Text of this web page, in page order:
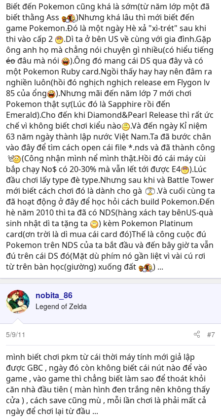
Biết đến Pokemon cũng khá là sớm(từ năm lớp một đã
biết thằng Ass
)Nhưng khá lâu thì mới biết đến
game Pokemon.Đó là một ngày Hè xả "xì-trét" sau khi
thi vào cấp 2
.Dì ta ở bên US về cùng với gia đình.Gặp
ông anh họ mà chẳng nói chuyện gì nhiều(có hiểu tiếng
éođâu mà nói
).Ông đó mang cái DS qua đây và có
một Pokemon Ruby card.Ngồi thấy hay hay nên đâm ra
nghiền luôn(hồi đó nghịch nghịch release em Flygon lv
85 của ổng
).Nhưng mãi đến năm lớp 7 mới chơi
Pokemon thật sự(Lúc đó là Sapphire rồi đến
Emerald).Cho đến khi Diamond&Pearl Release thì rất ức
chế vì không biết chơi kiểu nào
.Và đến ngày Kỉ niệm
63 năm ngày thành lập nước Việt Nam.Ta đã bước chân
vào đây để tìm cách open cái file *.nds và đã thành công
(Công nhận mình nể mình thật.Hồi đó cái máy cùi
bắp chạy No$ có 20-30% mà vẫn lết tới được E4
).Lúc
đầu chơi lấy type đè type.Nhưng sau khi và Battle Tower
mới biết cách chơi đó là dành cho gà
.Và cuối cùng ta
đã hoạt động ở đây để học hỏi cách build Pokemon.Đến
hè năm 2010 thì ta đã có NDS(hàng xách tay bênUS-quà
sinh nhật dì ta tặng ta
) kèm Pokemon Platinum
card(ơn trời là dì mua cái card đó)Thế là công cuộc đú
Pokemon trên NDS của ta bắt đầu và đến bây giờ ta vẫn
đú trên cái DS đó(Mặt dù phím nó gần liệt vì vài cú rơi
từ trên bàn học(giường) xuống đất
) ...
nobita_86
Legend of Zelda
5/9/11 #7
mình biết chơi pkm từ cái thời máy tính mới giả lập
được GBC , ngày đó còn không biết cái nút nào để vào
game , vào game thì chẳng biết làm sao để thoát khỏi
căn nhà đầu tiên ( màn hình đen trắng nên không thấy
cửa ) , cách save cũng mù , mỗi lần chơi là phải mất cả
ngày để chơi lại từ đầu ...